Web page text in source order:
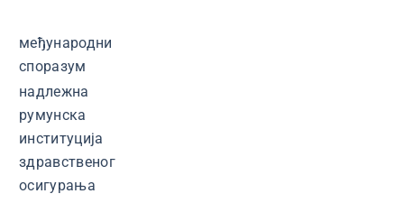
међународни
споразум
надлежна
румунска
институција
здравственог
осигурања